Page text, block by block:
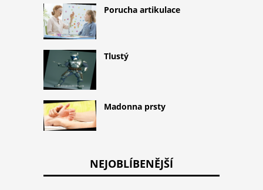
Porucha artikulace
Tlustý
Madonna prsty
NEJOBLÍBENĚJŠÍ